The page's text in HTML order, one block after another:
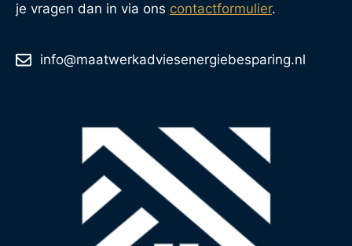
je vragen dan in via ons contactformulier.
info@maatwerkadviesenergiebesparing.nl